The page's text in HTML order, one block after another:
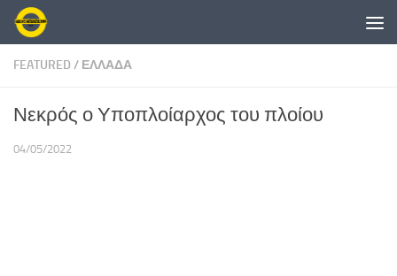
Skip to content
FEATURED / ΕΛΛΑΔΑ
Νεκρός ο Υποπλοίαρχος του πλοίου
04/05/2022